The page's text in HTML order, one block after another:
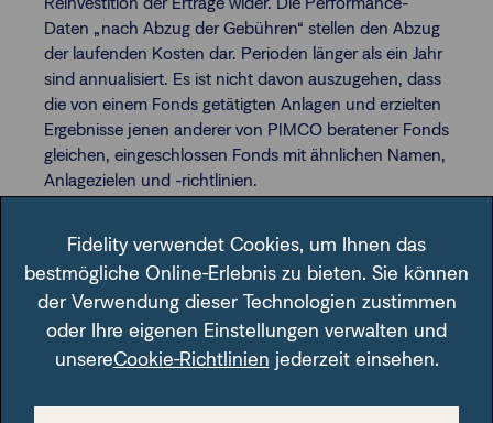
Daten „nach Abzug der Gebühren“ stellen den Abzug
der laufenden Kosten dar. Perioden länger als ein Jahr
sind annualisiert. Es ist nicht davon auszugehen, dass
die von einem Fonds getätigten Anlagen und erzielten
Ergebnisse jenen anderer von PIMCO beratener Fonds
gleichen, eingeschlossen Fonds mit ähnlichen Namen,
Anlagezielen und -richtlinien.
offene Investmentgesellschaft mit variablem Kapital
und Umbrella-Struktur, die mit beschränkter Haftung
nach irischem Recht unter der Registrierungsnummer
276928 eingetragen ist. Die hierin enthaltenen
Informationen dürfen nicht in Ländern oder von
gegen geltendes Recht darstellt. Die in dieser
Fidelity verwendet Cookies, um Ihnen das
bestmögliche Online-Erlebnis zu bieten. Sie können
der Verwendung dieser Technologien zustimmen
oder Ihre eigenen Einstellungen verwalten und
unsereCookie-Richtlinien jederzeit einsehen.